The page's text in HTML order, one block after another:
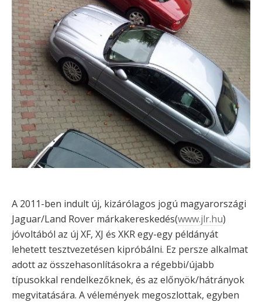
A 2011-ben indult új, kizárólagos jogú magyarországi
Jaguar/Land Rover márkakereskedés(www.jlr.hu)
jóvoltából az új XF, XJ és XKR egy-egy példányát
lehetett tesztvezetésen kipróbálni. Ez persze alkalmat
adott az összehasonlításokra a régebbi/újabb
típusokkal rendelkezőknek, és az előnyök/hátrányok
megvitatására. A vélemények megoszlottak, egyben